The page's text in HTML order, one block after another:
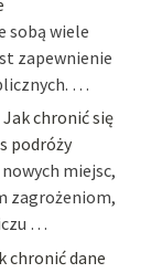
sobą wiele
zapewnienie
…
chronić się
podróży
miejsc,
zagrożeniom,
…
chronić dane